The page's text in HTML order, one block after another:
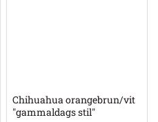
Chihuahua orangebrun/vit
"gammaldags stil"